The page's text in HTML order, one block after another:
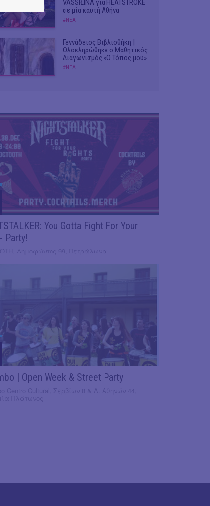
VASSIŁINA για HEATSTROKE
σε μία καυτή Αθήνα
#ΝΕΑ
Γεννάδειος Βιβλιοθήκη |
Ολοκληρώθηκε ο Μαθητικός
Διαγωνισμός «Ο Τόπος μου»
#ΝΕΑ
You Gotta Fight For Your
Party!
| Open Week & Street Party